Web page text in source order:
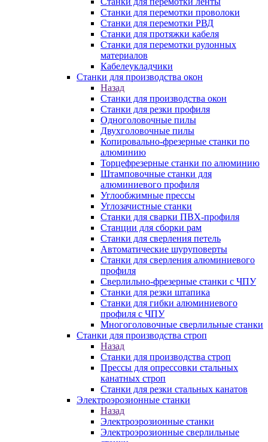
Станки для перемотки проволоки
Станки для перемотки РВД
Станки для протяжки кабеля
Станки для перемотки рулонных
материалов
Кабелеукладчики
Станки для производства окон
Назад
Станки для производства окон
Станки для резки профиля
Одноголовочные пилы
Двухголовочные пилы
Копировально-фрезерные станки по
алюминию
Торцефрезерные станки по алюминию
Штамповочные станки для
алюминиевого профиля
Углообжимные прессы
Углозачистные станки
Станки для сварки ПВХ-профиля
Станции для сборки рам
Станки для сверления петель
Автоматические шуруповерты
Станки для сверления алюминиевого
профиля
Сверлильно-фрезерные станки с ЧПУ
Станки для резки штапика
Станки для гибки алюминиевого
профиля с ЧПУ
Многоголовочные сверлильные станки
Станки для производства строп
Назад
Станки для производства строп
Прессы для опрессовки стальных
канатных строп
Станки для резки стальных канатов
Электроэрозионные станки
Назад
Электроэрозионные станки
Электроэрозионные сверлильные